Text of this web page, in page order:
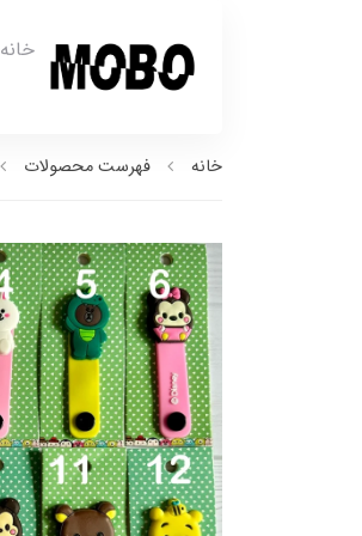
خانه
خانه فهرست محصولات